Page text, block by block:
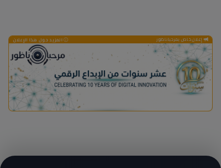
إعلان خاص بمرحباناظور المزيد حول هذا الإعلان